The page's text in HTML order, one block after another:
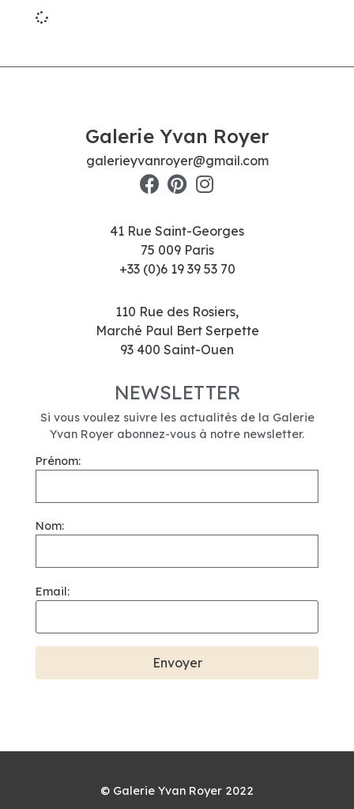
Galerie Yvan Royer
galerieyvanroyer@gmail.com
41 Rue Saint-Georges
75 009 Paris
+33 (0)6 19 39 53 70
110 Rue des Rosiers,
Marché Paul Bert Serpette
93 400 Saint-Ouen
NEWSLETTER
Si vous voulez suivre les actualités de la Galerie
Yvan Royer abonnez-vous à notre newsletter.
Prénom:
Nom:
Email:
© Galerie Yvan Royer 2022